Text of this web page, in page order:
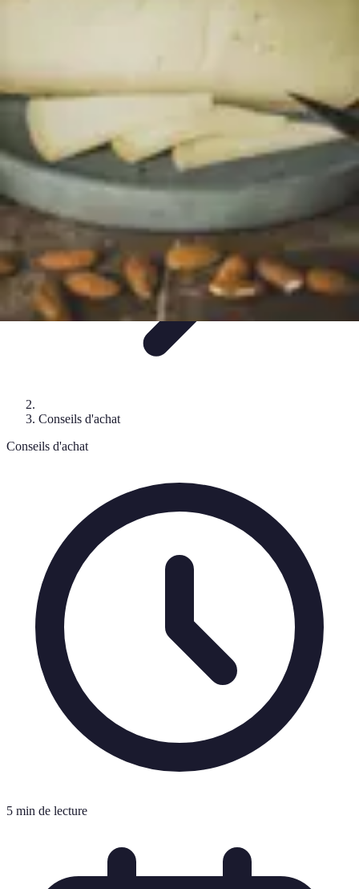
Recettes et DIY
Chocolats de Pâques
Conseils d'achat
Conseils d'achat
5 min de lecture